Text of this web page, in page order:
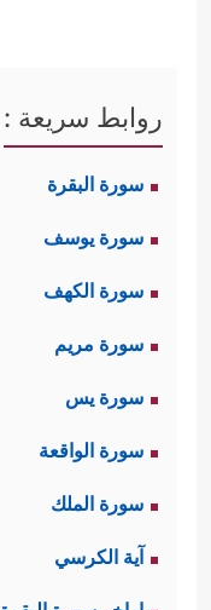
روابط سريعة :
سورة البقرة
سورة يوسف
سورة الكهف
سورة مريم
سورة يس
سورة الواقعة
سورة الملك
آية الكرسي